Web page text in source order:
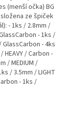
(menší očka) BG
ze špiček
- 1ks / 2.8mm /
- 1ks /
GlassCarbon - 4ks
HEAVY / Carbon -
/ MEDIUM /
/ 3.5mm / LIGHT
- 1ks /